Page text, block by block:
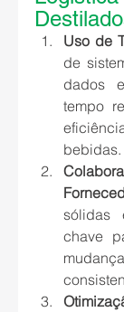
Uso de
de
dados
tempo
bebidas.
sólidas
chave